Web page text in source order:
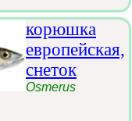
корюшка
европейская,
снеток
Osmerus